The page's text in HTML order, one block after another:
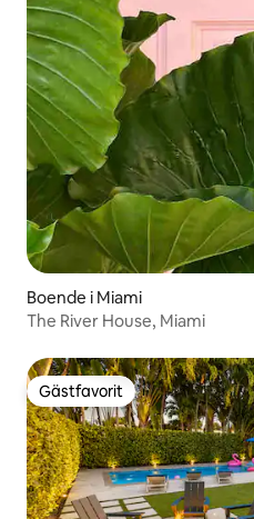
Boende i Miami
The River House, Miami
Gästfavorit
Gästfavorit